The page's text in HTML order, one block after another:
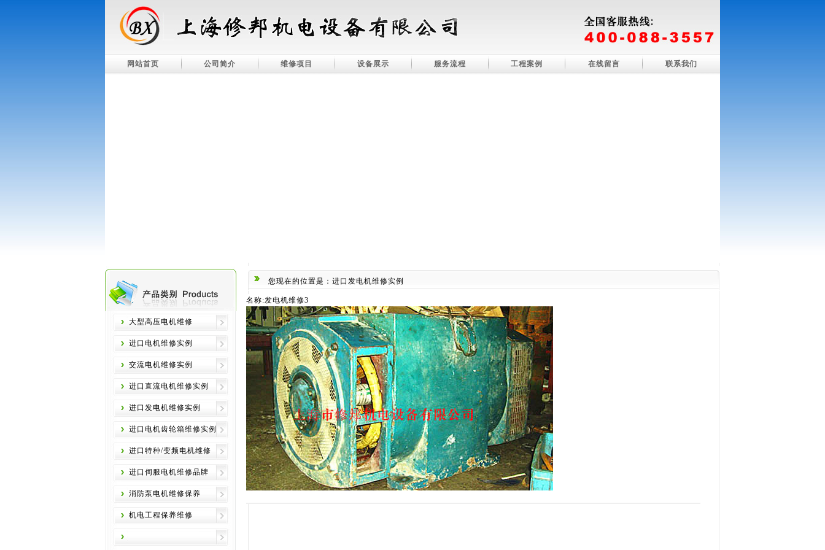
网站首页 公司简介 维修项目 设备展示 服务流程 工程案例 在线留言 联系我们
大型高压电机维修
进口电机维修实例
交流电机维修实例
进口直流电机维修实例
进口发电机维修实例
进口电机齿轮箱维修实例
进口特种/变频电机维修
进口伺服电机维修品牌
消防泵电机维修保养
机电工程保养维修
您现在的位置是： 进口发电机维修实例
名称:发电机维修3